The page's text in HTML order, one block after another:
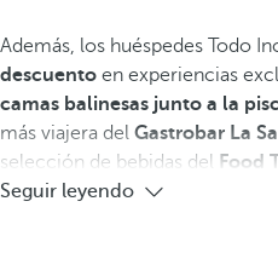
Además, los huéspedes Todo
descuento en experiencias
camas balinesas junto a la
más viajera del Gastrobar La
selección de bebidas del Food
Seguir leyendo